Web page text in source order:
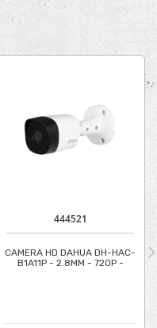
444521
CAMERA HD DAHUA DH-HAC-
B1A11P - 2.8MM - 720P -